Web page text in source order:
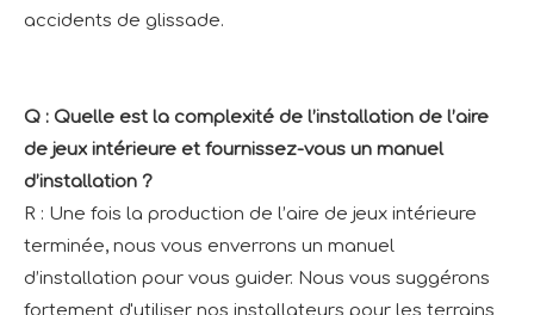
accidents de glissade.
Q : Quelle est la complexité de l’installation de l’aire
de jeux intérieure et fournissez-vous un manuel
d’installation ?
R : Une fois la production de l’aire de jeux intérieure
terminée, nous vous enverrons un manuel
d’installation pour vous guider. Nous vous suggérons
fortement d'utiliser nos installateurs pour les terrains